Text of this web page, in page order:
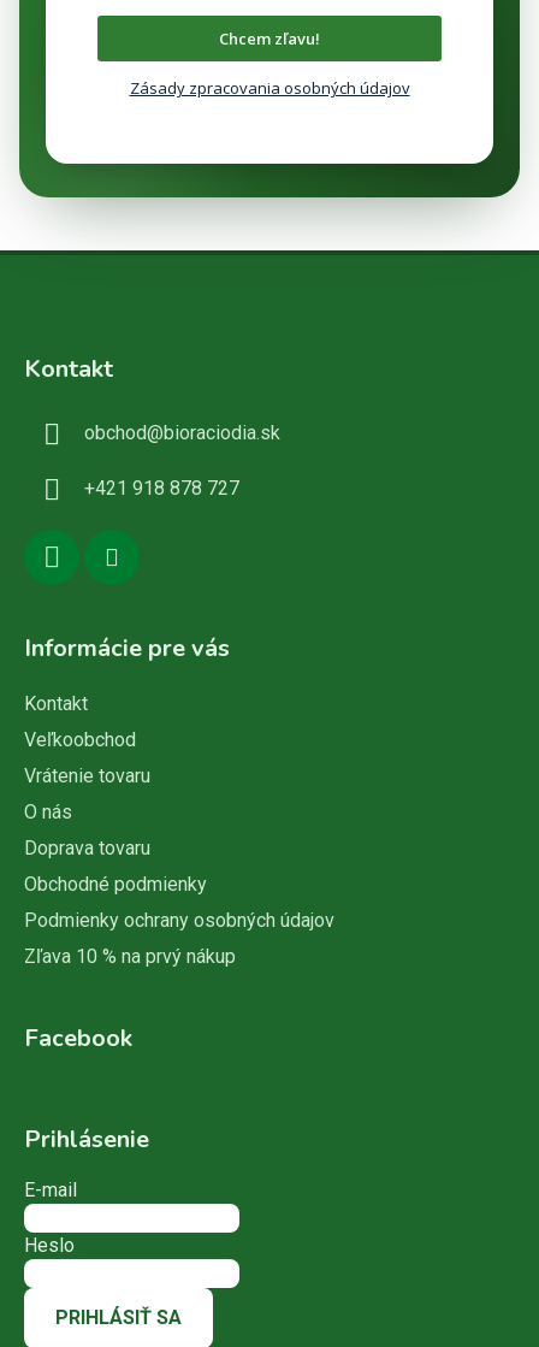
Chcem zľavu!
Zásady zpracovania osobných údajov
Kontakt
obchod@bioraciodia.sk
+421 918 878 727
Informácie pre vás
Kontakt
Veľkoobchod
Vrátenie tovaru
O nás
Doprava tovaru
Obchodné podmienky
Podmienky ochrany osobných údajov
Zľava 10 % na prvý nákup
Facebook
Prihlásenie
E-mail
Heslo
PRIHLÁSIŤ SA